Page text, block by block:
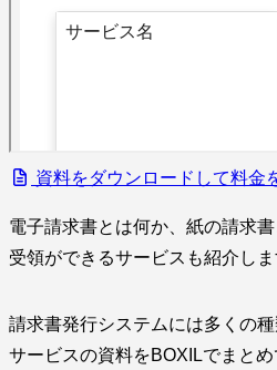
資料をダウンロードして料金
電子請求書とは何か、紙の請求
受領ができるサービスも紹介しま
請求書発行システムには多くの種
サービスの資料をBOXILでまとめ